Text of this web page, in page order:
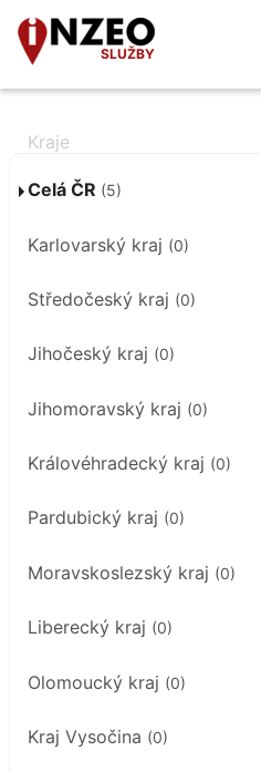
SLUŽBY
Celá ČR (5)
Karlovarský kraj (0)
Středočeský kraj (0)
Jihočeský kraj (0)
Jihomoravský kraj (0)
Královéhradecký kraj (0)
Pardubický kraj (0)
Moravskoslezský kraj (0)
Liberecký kraj (0)
Olomoucký kraj (0)
Kraj Vysočina (0)